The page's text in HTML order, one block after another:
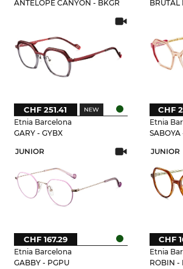
ANTELOPE CANYON - BKGR
BRUTAL
Etnia Barcelona
GARY - GYBX
CHF 251.41
Etnia
CHF
JUNIOR
Etnia Barcelona
GABBY - PGPU
CHF 167.29
JUNIOR
Etnia
ROBIN -
CHF